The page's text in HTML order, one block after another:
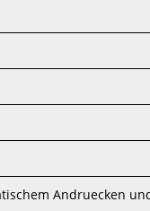
Andruecken